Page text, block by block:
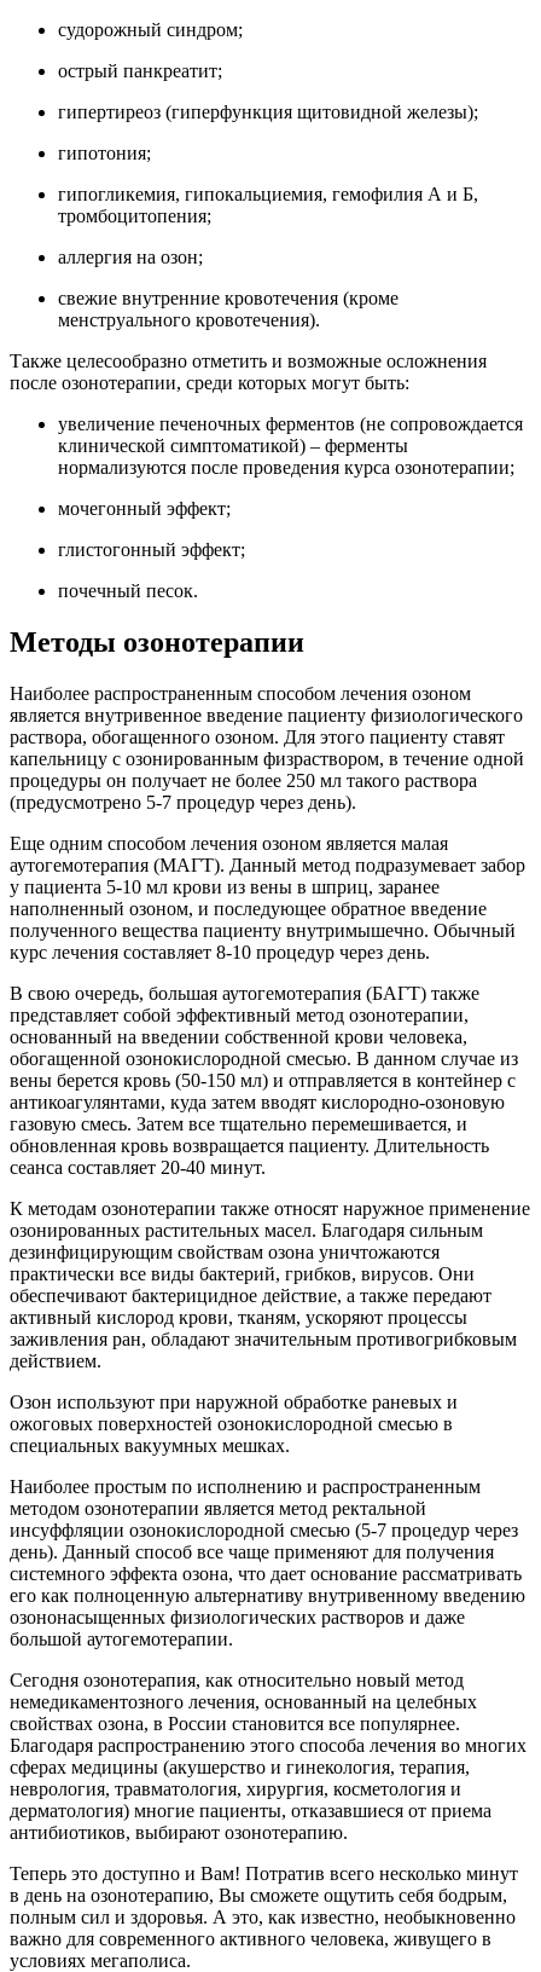
судорожный синдром;
острый панкреатит;
гипертиреоз (гиперфункция щитовидной железы);
гипотония;
гипогликемия, гипокальциемия, гемофилия А и Б,
тромбоцитопения;
аллергия на озон;
свежие внутренние кровотечения (кроме
менструального кровотечения).
Также целесообразно отметить и возможные осложнения
после озонотерапии, среди которых могут быть:
увеличение печеночных ферментов (не сопровождается
клинической симптоматикой) – ферменты
нормализуются после проведения курса озонотерапии;
мочегонный эффект;
глистогонный эффект;
почечный песок.
Методы озонотерапии
Наиболее распространенным способом лечения озоном
является внутривенное введение пациенту физиологического
раствора, обогащенного озоном. Для этого пациенту ставят
капельницу с озонированным физраствором, в течение одной
процедуры он получает не более 250 мл такого раствора
(предусмотрено 5-7 процедур через день).
Еще одним способом лечения озоном является малая
аутогемотерапия (МАГТ). Данный метод подразумевает забор
у пациента 5-10 мл крови из вены в шприц, заранее
наполненный озоном, и последующее обратное введение
полученного вещества пациенту внутримышечно. Обычный
курс лечения составляет 8-10 процедур через день.
В свою очередь, большая аутогемотерапия (БАГТ) также
представляет собой эффективный метод озонотерапии,
основанный на введении собственной крови человека,
обогащенной озонокислородной смесью. В данном случае из
вены берется кровь (50-150 мл) и отправляется в контейнер с
антикоагулянтами, куда затем вводят кислородно-озоновую
газовую смесь. Затем все тщательно перемешивается, и
обновленная кровь возвращается пациенту. Длительность
сеанса составляет 20-40 минут.
К методам озонотерапии также относят наружное применение
озонированных растительных масел. Благодаря сильным
дезинфицирующим свойствам озона уничтожаются
практически все виды бактерий, грибков, вирусов. Они
обеспечивают бактерицидное действие, а также передают
активный кислород крови, тканям, ускоряют процессы
заживления ран, обладают значительным противогрибковым
действием.
Озон используют при наружной обработке раневых и
ожоговых поверхностей озонокислородной смесью в
специальных вакуумных мешках.
Наиболее простым по исполнению и распространенным
методом озонотерапии является метод ректальной
инсуффляции озонокислородной смесью (5-7 процедур через
день). Данный способ все чаще применяют для получения
системного эффекта озона, что дает основание рассматривать
его как полноценную альтернативу внутривенному введению
озононасыщенных физиологических растворов и даже
большой аутогемотерапии.
Сегодня озонотерапия, как относительно новый метод
немедикаментозного лечения, основанный на целебных
свойствах озона, в России становится все популярнее.
Благодаря распространению этого способа лечения во многих
сферах медицины (акушерство и гинекология, терапия,
неврология, травматология, хирургия, косметология и
дерматология) многие пациенты, отказавшиеся от приема
антибиотиков, выбирают озонотерапию.
Теперь это доступно и Вам! Потратив всего несколько минут
в день на озонотерапию, Вы сможете ощутить себя бодрым,
полным сил и здоровья. А это, как известно, необыкновенно
важно для современного активного человека, живущего в
условиях мегаполиса.